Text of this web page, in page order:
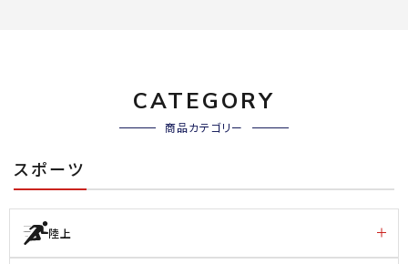
CATEGORY
商品カテゴリー
スポーツ
陸上